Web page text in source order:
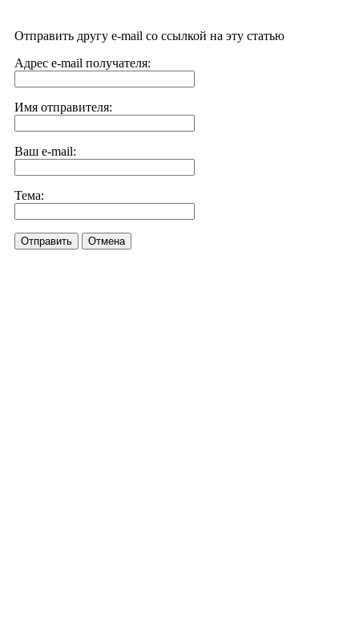
Отправить другу e-mail со ссылкой на эту статью
Адрес e-mail получателя:
Имя отправителя:
Ваш e-mail:
Тема:
Отправить Отмена